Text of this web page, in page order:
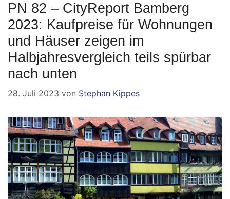
PN 82 – CityReport Bamberg
2023: Kaufpreise für Wohnungen
und Häuser zeigen im
Halbjahresvergleich teils spürbar
nach unten
28. Juli 2023 von Stephan Kippes